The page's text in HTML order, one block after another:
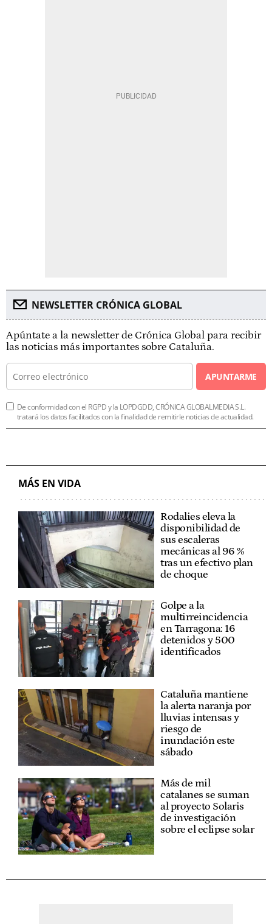
NEWSLETTER CRÓNICA GLOBAL
Apúntate a la newsletter de Crónica Global para recibir
las noticias más importantes sobre Cataluña.
APUNTARME
De conformidad con el RGPD y la LOPDGDD, CRÓNICA GLOBALMEDIA S.L.
tratará los datos facilitados con la finalidad de remitirle noticias de actualidad.
MÁS EN VIDA
Rodalies eleva la
disponibilidad de
sus escaleras
mecánicas al 96 %
tras un efectivo plan
de choque
Golpe a la
multirreincidencia
en Tarragona: 16
detenidos y 500
identificados
Cataluña mantiene
la alerta naranja por
lluvias intensas y
riesgo de
inundación este
sábado
Más de mil
catalanes se suman
al proyecto Solaris
de investigación
sobre el eclipse solar